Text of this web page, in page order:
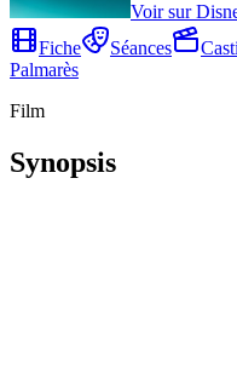
Voir sur
Fiche Séances
Palmarès
Film
Synopsis